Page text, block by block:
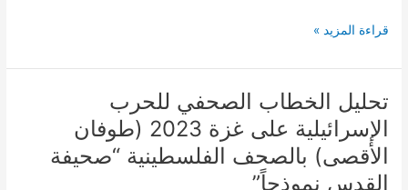
جامعة
فيصل)
قراءة المزيد »
تحليل الخطاب الصحفي للحرب
الإسرائيلية على غزة 2023 (طوفان
الأقصى) بالصحف الفلسطينية “صحيفة
القدس نموذجاً”
تحليل
الخطاب
الصحفي
للحرب
الإسرائيلية